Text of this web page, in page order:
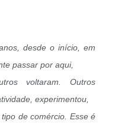
desde o início, em
passar por aqui,
voltaram. Outros
experimentou,
de comércio. Esse é